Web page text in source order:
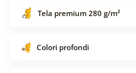
Tela premium 280 g/m²
Colori profondi